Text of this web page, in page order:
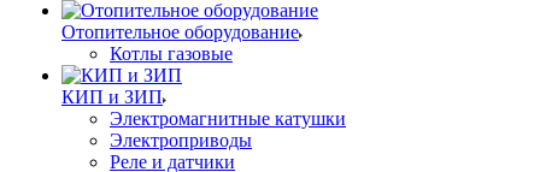
Отопительное оборудование
Котлы газовые
КИП и ЗИП
Электромагнитные катушки
Электроприводы
Реле и датчики